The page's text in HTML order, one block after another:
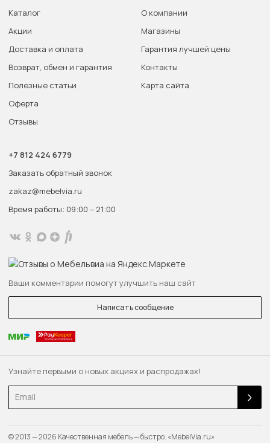
Узнайте первыми о новых акциях и распродажах!
Email
Каталог
Акции
Доставка и оплата
Возврат, обмен и гарантия
Полезные статьи
Оферта
Отзывы
О компании
Магазины
Гарантия лучшей цены
Контакты
Карта сайта
+7 812 424 6779
Заказать обратный звонок
zakaz@mebelvia.ru
Время работы: 09:00 – 21:00
Ваши комментарии помогут улучшить наш сайт
Написать сообщение
© 2013 — 2026 Качественная мебель — быстро. «MebelVia.ru»